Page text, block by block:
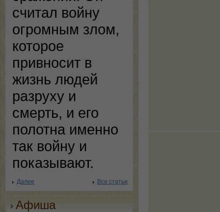
считал войну
огромным злом,
которое
привносит в
жизнь людей
разруху и
смерть, и его
полотна именно
так войну и
показывают.
Далее Все статьи
Афиша